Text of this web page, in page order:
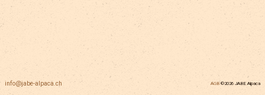
info@jabe-alpaca.ch AGB ©2026 JABE Alpaca